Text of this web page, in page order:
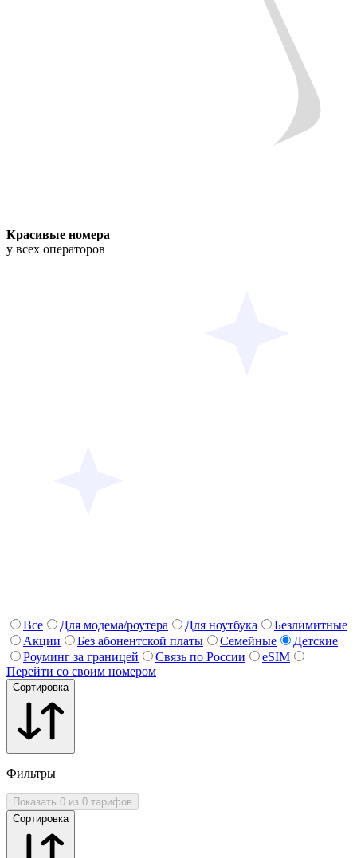
Красивые номера
у всех операторов
Все Для модема/роутера Для ноутбука
Безлимитные
Акции
Без абонентской платы Семейные
Детские
Роуминг за границей
Связь по России
eSIM
Перейти со своим номером
Сортировка
Фильтры
Показать 0 из 0 тарифов
Сортировка